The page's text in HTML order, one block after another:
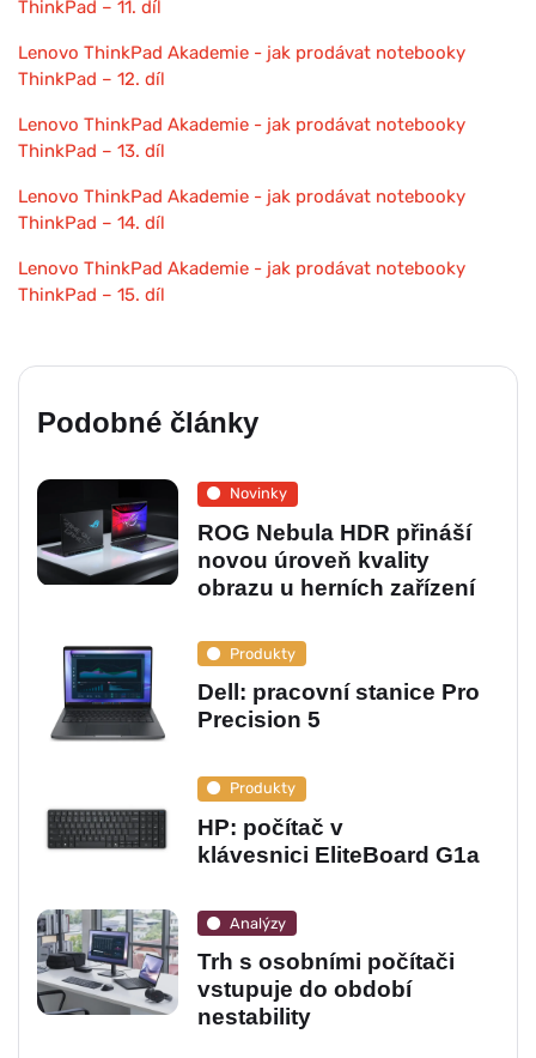
ThinkPad – 11. díl
Lenovo ThinkPad Akademie - jak prodávat notebooky
ThinkPad – 12. díl
Lenovo ThinkPad Akademie - jak prodávat notebooky
ThinkPad – 13. díl
Lenovo ThinkPad Akademie - jak prodávat notebooky
ThinkPad – 14. díl
Lenovo ThinkPad Akademie - jak prodávat notebooky
ThinkPad – 15. díl
Podobné články
Novinky
ROG Nebula HDR přináší
novou úroveň kvality
obrazu u herních zařízení
Produkty
Dell: pracovní stanice Pro
Precision 5
Produkty
HP: počítač v
klávesnici EliteBoard G1a
Analýzy
Trh s osobními počítači
vstupuje do období
nestability